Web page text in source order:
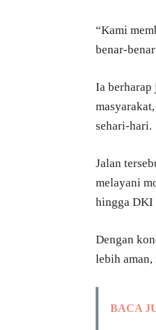
“Kami
benar-
Ia berharap
sehari-hari.
Jalan
melayani
hingga DKI
Dengan
lebih aman,
BACA